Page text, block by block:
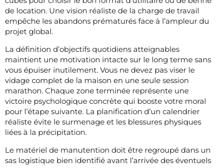
de location. Une vision réaliste de la charge de travail
empêche les abandons prématurés face à l’ampleur du
projet global.
La définition d’objectifs quotidiens atteignables
maintient une motivation intacte sur le long terme sans
vous épuiser inutilement. Vous ne devez pas viser le
vidage complet de la maison en une seule session
marathon. Chaque zone terminée représente une
victoire psychologique concrète qui booste votre moral
pour l’étape suivante. La planification d’un calendrier
réaliste évite le surmenage et les blessures physiques
liées à la précipitation.
Le matériel de manutention doit être regroupé dans un
sas logistique bien identifié avant l’arrivée des éventuels